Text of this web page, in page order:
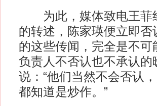
为此，媒体致电王菲
的转述，陈家瑛便立即否
的这些传闻，完全是不可
负责人不否认也不承认
说：“他们当然不会否认
都知道是炒作。”